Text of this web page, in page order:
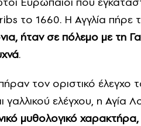
το 1660. Η Αγγλία
ήταν σε πόλεμο με τη
.
τον οριστικό
γαλλικού ελέγχου, η Αγία
μυθολογικό